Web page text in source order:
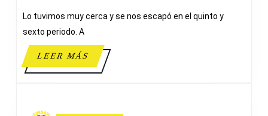
Lo tuvimos muy cerca y se nos escapó en el quinto y
sexto periodo. A
LEER MÁSLEER
MÁS